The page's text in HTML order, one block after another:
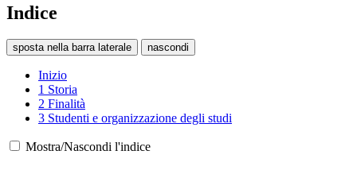
Indice
sposta nella barra laterale nascondi
Inizio
1 Storia
2 Finalità
3 Studenti e organizzazione degli studi
Mostra/Nascondi l'indice